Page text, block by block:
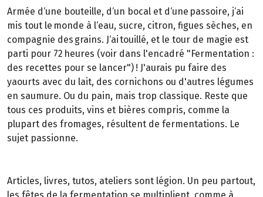
Armée d‘une bouteille, d‘un bocal et d‘une passoire, j‘ai
mis tout le monde à l‘eau, sucre, citron, figues sèches, en
compagnie des grains. J‘ai touillé, et le tour de magie est
parti pour 72 heures (voir dans l'encadré "Fermentation :
des recettes pour se lancer") ! J'aurais pu faire des
yaourts avec du lait, des cornichons ou d'autres légumes
en saumure. Ou du pain, mais trop classique. Reste que
tous ces produits, vins et bières compris, comme la
plupart des fromages, résultent de fermentations. Le
sujet passionne.
Articles, livres, tutos, ateliers sont légion. Un peu partout,